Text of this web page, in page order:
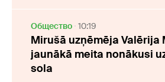
Oбщество 10:19
Mirušā uzņēmēja Valērija
jaunākā meita nonākusi
sola